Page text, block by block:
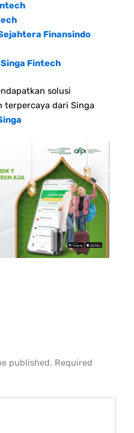
Finansindo
Singa Fintech
solusi
terpercaya dari Singa
published. Required